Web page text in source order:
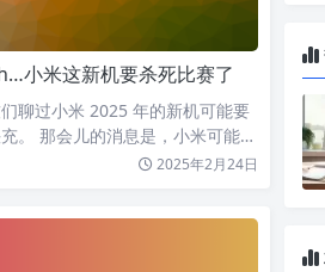
小米这新机要杀死比赛了
聊过小米 2025 年的新机可能要
。 那会儿的消息是，小米可能要
2025年2月24日